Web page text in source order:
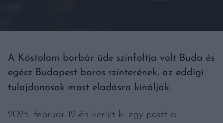
A Kóstolom borbár üde színfoltja volt Buda és
egész Budapest boros színterének, az eddigi
tulajdonosok most eladásra kínálják.
2025. február 12-én került ki egy poszt a